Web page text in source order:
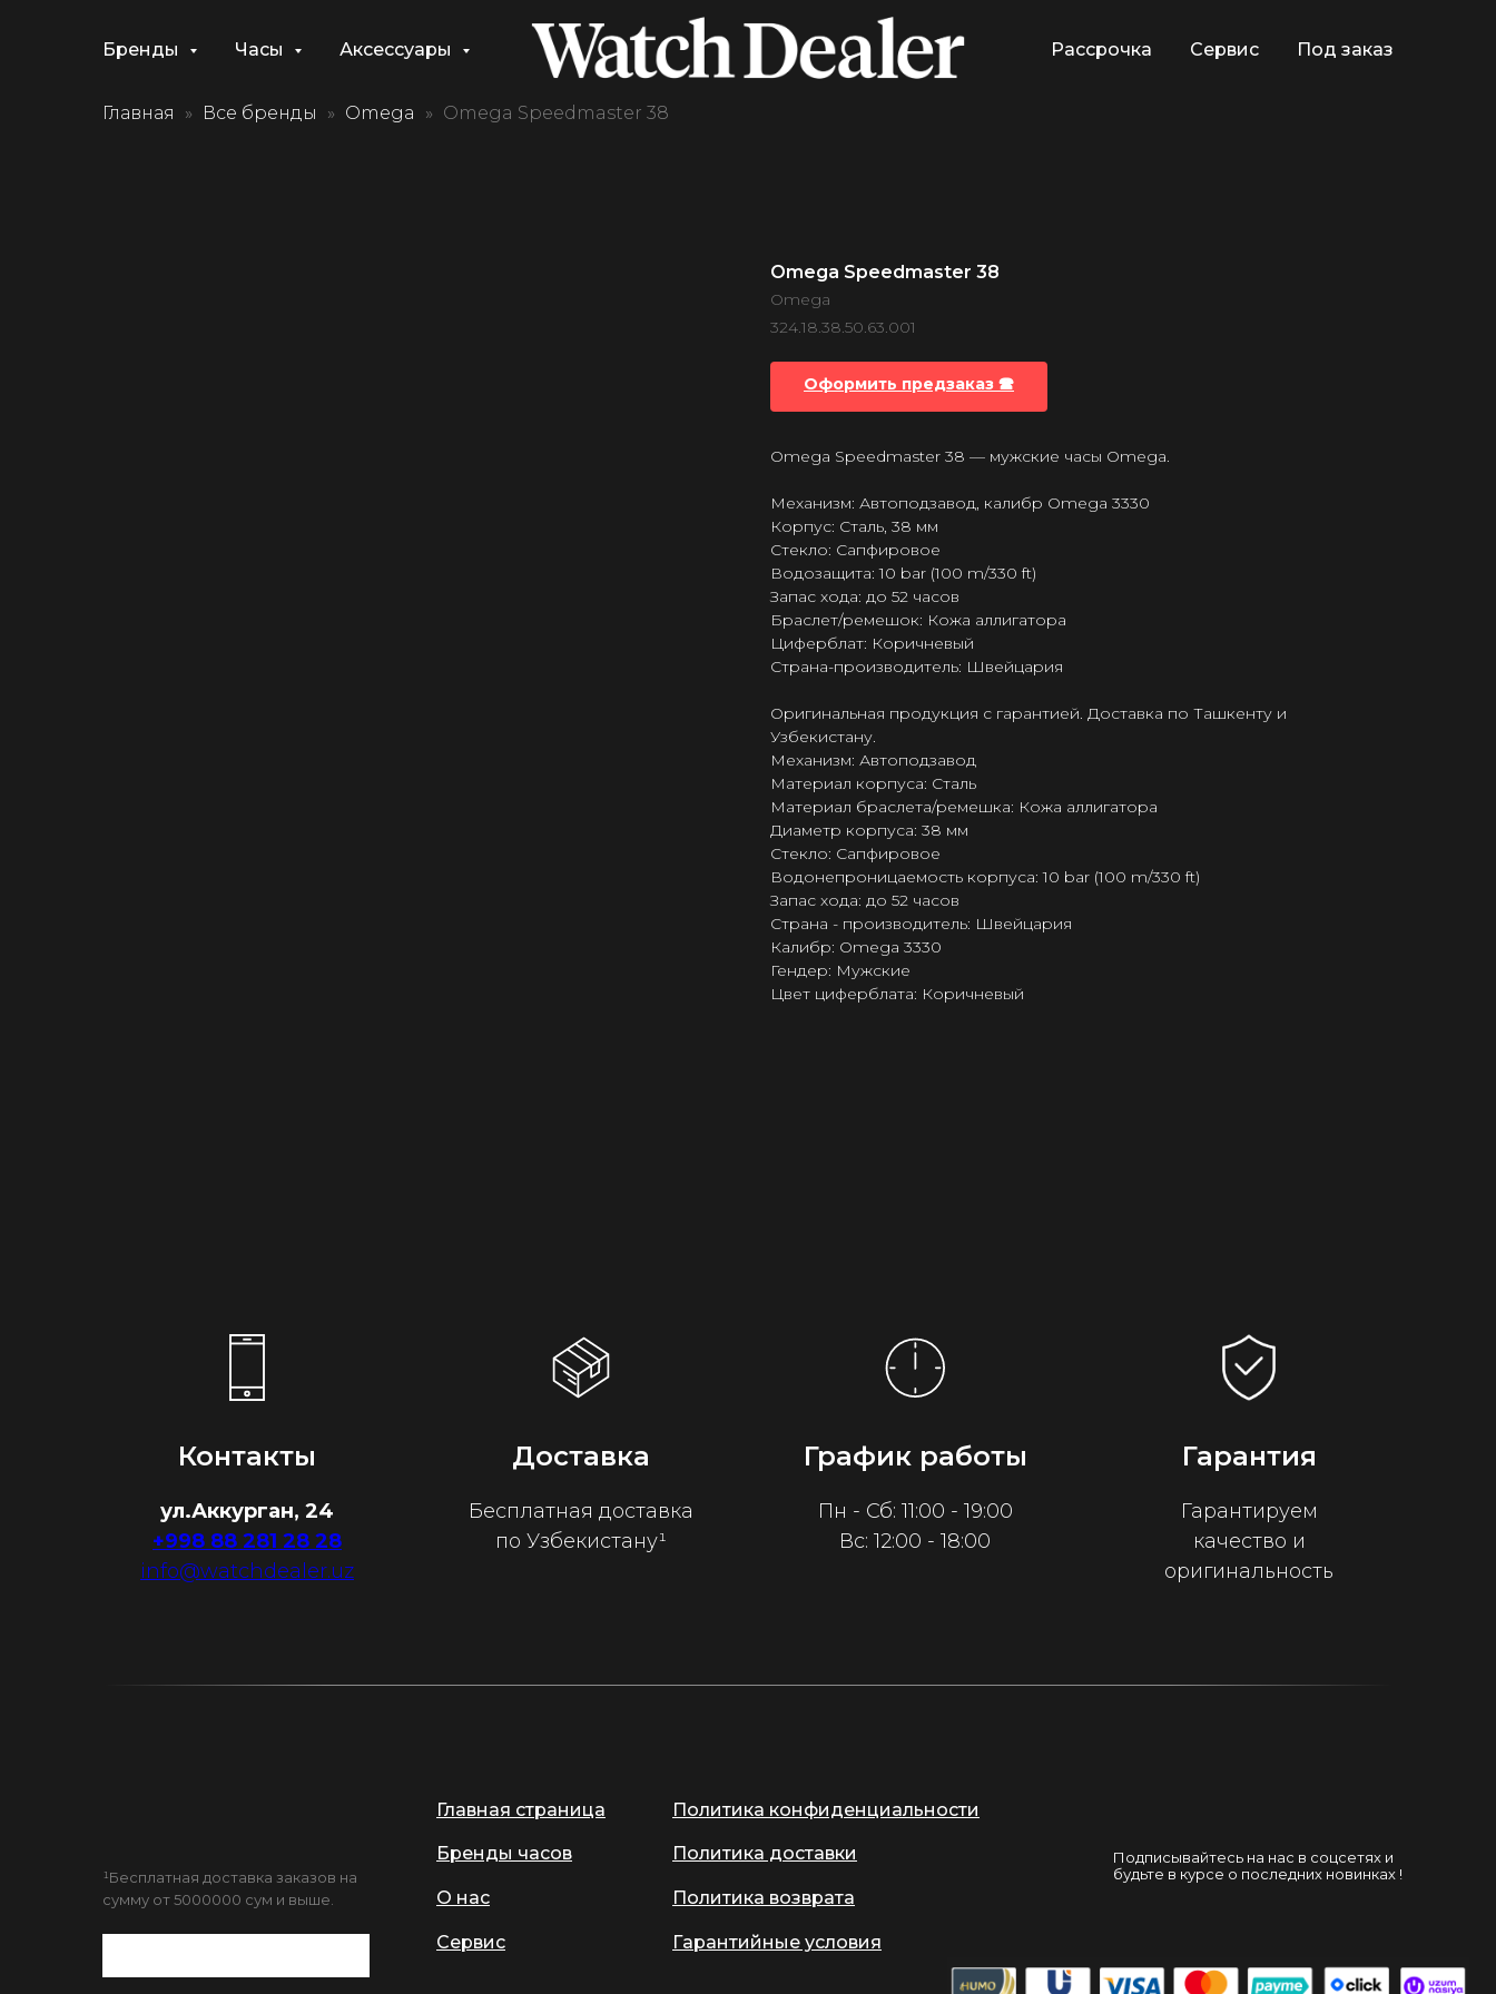
Бренды Часы Аксессуары Рассрочка Сервис Под заказ
Главная Все бренды Omega Omega Speedmaster 38
Omega Speedmaster 38
Omega
324.18.38.50.63.001
Оформить предзаказ 🕿
Omega Speedmaster 38 — мужские часы Omega.
Механизм: Автоподзавод, калибр Omega 3330
Корпус: Сталь, 38 мм
Стекло: Сапфировое
Водозащита: 10 bar (100 m/330 ft)
Запас хода: до 52 часов
Браслет/ремешок: Кожа аллигатора
Циферблат: Коричневый
Страна-производитель: Швейцария
Оригинальная продукция с гарантией. Доставка по Ташкенту и
Узбекистану.
Механизм: Автоподзавод
Материал корпуса: Сталь
Материал браслета/ремешка: Кожа аллигатора
Диаметр корпуса: 38 мм
Стекло: Сапфировое
Водонепроницаемость корпуса: 10 bar (100 m/330 ft)
Запас хода: до 52 часов
Страна - производитель: Швейцария
Калибр: Omega 3330
Гендер: Мужские
Цвет циферблата: Коричневый
Контакты
ул.Аккурган, 24
+998 88 281 28 28
info@watchdealer.uz
Доставка
Бесплатная доставка
по Узбекистану¹
График работы
Пн - Сб: 11:00 - 19:00
Вс: 12:00 - 18:00
Гарантия
Гарантируем
качество и
оригинальность
Подписывайтесь на нас в соцсетях и
будьте в курсе о последних новинках !
Главная страница
Бренды часов
О нас
Сервис
¹Бесплатная доставка заказов на
сумму от 5000000 сум и выше.
Политика конфиденциальности
Политика доставки
Политика возврата
Гарантийные условия